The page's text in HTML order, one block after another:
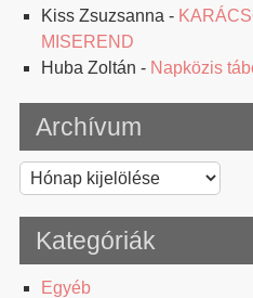
Kiss Zsuzsanna -
MISEREND
Huba Zoltán - Napközis
Archívum
Archívum
Kategóriák
Egyéb